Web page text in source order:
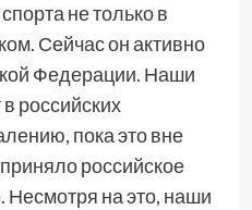
не только в
Сейчас он активно
Федерации. Наши
российских
пока это вне
российское
Несмотря на это, наши